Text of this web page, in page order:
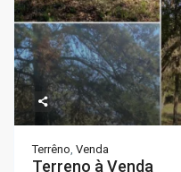
Terrêno,Venda
Terreno à Venda